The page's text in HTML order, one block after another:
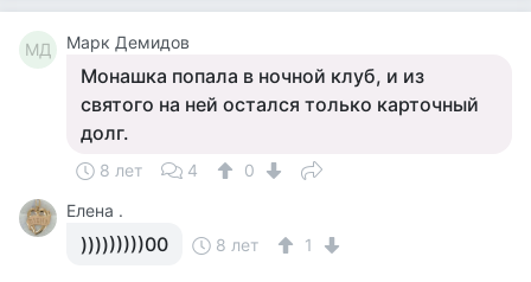
МД Марк Демидов
Монашка попала в ночной клуб, и из
святого на ней остался только карточный
долг.
8 лет 4
0
Елена .
)))))))))00 8 лет 1